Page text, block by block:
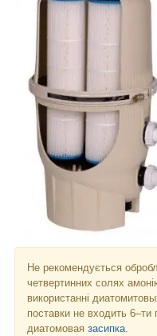
Не рекомендується
четвертинних солях
використанні
поставки не входить 6–ти
диатомовая засипка.